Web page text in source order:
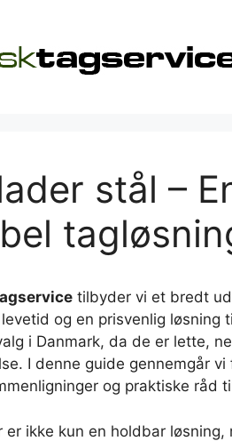
stål –
tilbyder vi et bredt
og en prisvenlig
i Danmark, da de er lette,
I denne guide gennemgår
og praktiske råd
er ikke kun en holdbar